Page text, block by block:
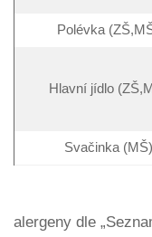
Polévka
Hlavní jídlo
Svačinka (MŠ)
Výše
alergeny dle